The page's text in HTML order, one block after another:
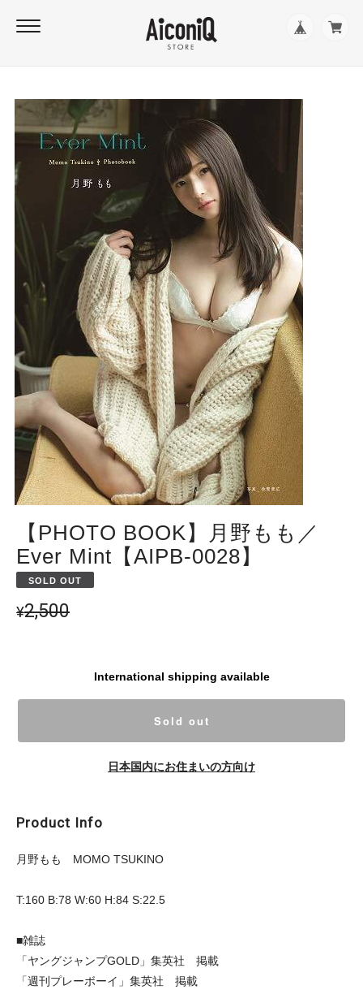
【PHOTO BOOK】月野もも／
Ever Mint【AIPB-0028】
SOLD OUT
¥2,500
International shipping available
Sold out
日本国内にお住まいの方向け
Product Info
月野もも MOMO TSUKINO
T:160 B:78 W:60 H:84 S:22.5
■雑誌
「ヤングジャンプGOLD」集英社 掲載
「週刊プレーボーイ」集英社 掲載